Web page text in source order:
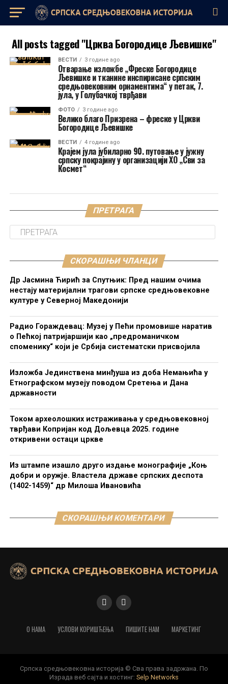
All posts tagged "Црква Богородице Љевишке"
ВЕСТИ 3 године ago
Отварање изложбе „Фреске Богородице
Љевишке и тканине инспирисане српским
средњовековним орнаментима“ у петак, 7.
јула, у Голубачкој тврђави
ФОТО 3 године ago
Велико благо Призрена – фреске у Цркви
Богородице Љевишке
ВЕСТИ 4 године ago
Крајем јула јубиларно 90. путовање у јужну
српску покрајину у организацији ХО „Сви за
Космет“
ПРЕТРАГА
СКОРАШЊИ ЧЛАНЦИ
Др Јасмина Ћирић за Спутњик: Пред нашим очима
нестају материјални трагови српске средњовековне
културе у Северној Македонији
Радио Гораждевац: Музеј у Пећи промовише наратив
о Пећкој патријаршији као „предроманичком
споменику“ који је Србија систематски присвојила
Изложба Јединствена минђуша из доба Немањића у
Етнографском музеју поводом Сретења и Дана
државности
Током археолошких истраживања у средњовековној
тврђави Копријан код Дољевца 2025. године
откривени остаци цркве
Из штампе изашло друго издање монографије „Коњ
добри и оружје. Властела државе српских деспота
(1402-1459)“ др Милоша Ивановића
СКОРАШЊИ КОМЕНТАРИ
О НАМА УСЛОВИ КОРИШЋЕЊА ПИШИТЕ НАМ МАРКЕТИНГ
Српска средњовековна историја © Сва права задржана. По
Израда веб сајта и хостинг: Selp Networks